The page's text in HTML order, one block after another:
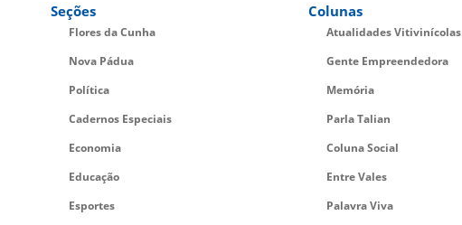
Seções
Flores da Cunha
Nova Pádua
Política
Cadernos Especiais
Economia
Educação
Esportes
Colunas
Atualidades Vitivinícolas
Gente Empreendedora
Memória
Parla Talian
Coluna Social
Entre Vales
Palavra Viva